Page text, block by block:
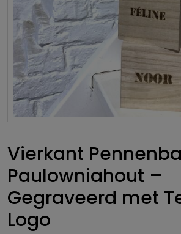
Vierkant
Paulowniahout –
Gegraveerd met
Logo